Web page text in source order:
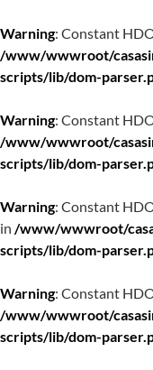
Warning: Constant
/www/wwwroot/
scripts/lib/dom-
Warning: Constant
/www/wwwroot/
scripts/lib/dom-
Warning: Constant
in /www/wwwroot/
scripts/lib/dom-
Warning: Constant
/www/wwwroot/
scripts/lib/dom-